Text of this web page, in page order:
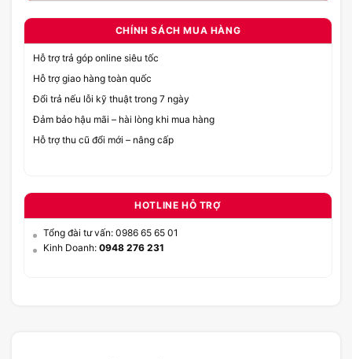
CHÍNH SÁCH MUA HÀNG
Hỗ trợ trả góp online siêu tốc
Hỗ trợ giao hàng toàn quốc
Đổi trả nếu lỗi kỹ thuật trong 7 ngày
Đảm bảo hậu mãi – hài lòng khi mua hàng
Hỗ trợ thu cũ đổi mới – nâng cấp
HOTLINE HỖ TRỢ
Tổng đài tư vấn: 0986 65 65 01
Kinh Doanh: 0948 276 231